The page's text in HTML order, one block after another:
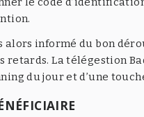
alors informé du bon
retards. La télégestion
du jour et d’une